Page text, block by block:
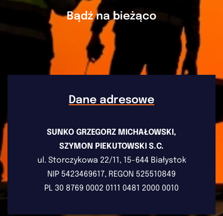
Bądź na bieżąco
Dane adresowe
SUNKO GRZEGORZ MICHAŁOWSKI,
SZYMON PIEKUTOWSKI S.C.
ul. Storczykowa 22/11, 15-644 Białystok
NIP 5423469617, REGON 525510849
PL 30 8769 0002 0111 0481 2000 0010